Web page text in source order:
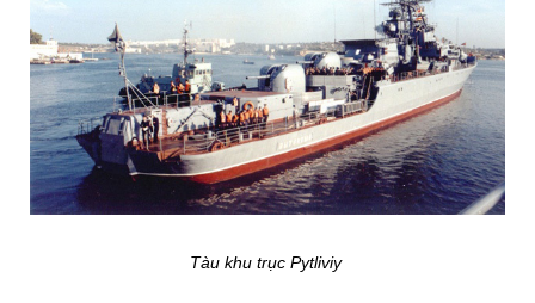
Tàu khu trục Pytliviy